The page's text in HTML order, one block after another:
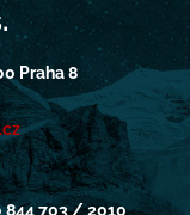
Praha 8
844 703 / 2010